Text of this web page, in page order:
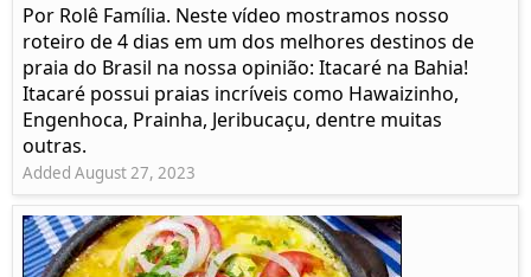
Por Rolê Família. Neste vídeo mostramos nosso
roteiro de 4 dias em um dos melhores destinos de
praia do Brasil na nossa opinião: Itacaré na Bahia!
Itacaré possui praias incríveis como Hawaizinho,
Engenhoca, Prainha, Jeribucaçu, dentre muitas
outras.
Added August 27, 2023